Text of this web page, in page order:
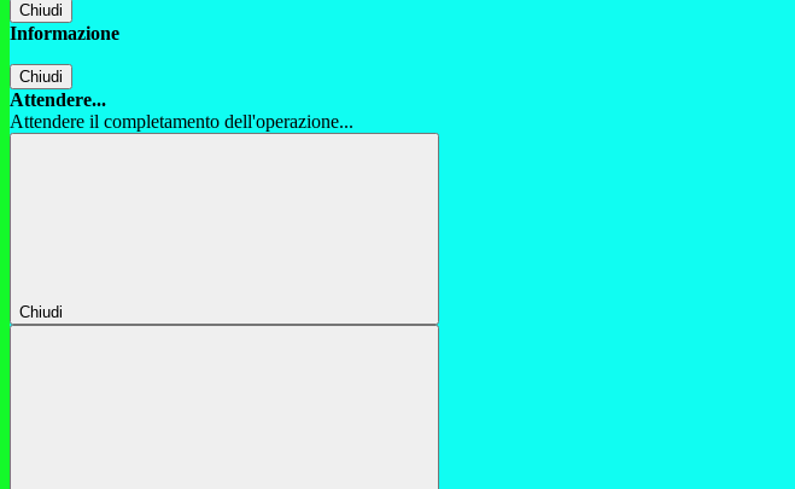
Chiudi
Informazione
Chiudi
Attendere...
Attendere il completamento dell'operazione...
Chiudi